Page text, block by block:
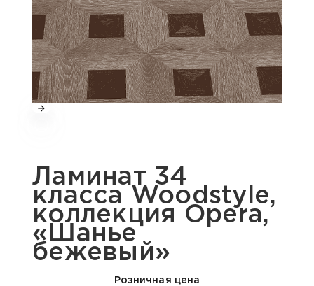
Ламинат 34
класса Woodstyle,
коллекция Opera,
«Шанье
бежевый»
Розничная цена